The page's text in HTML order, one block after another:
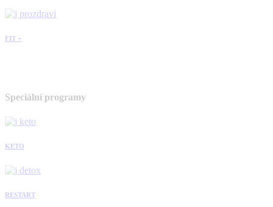
FIT +
Speciální programy
KETO
RESTART